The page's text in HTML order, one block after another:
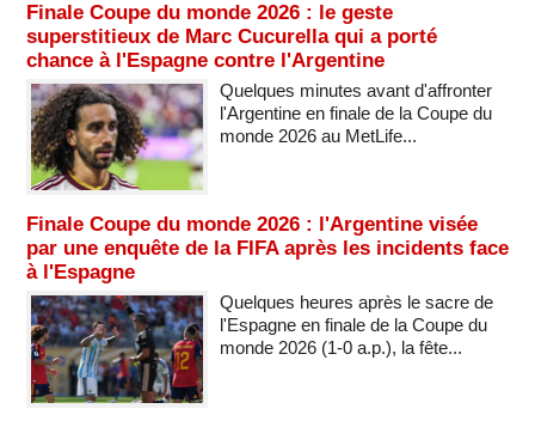
Finale Coupe du monde 2026 : le geste
superstitieux de Marc Cucurella qui a porté
chance à l'Espagne contre l'Argentine
Quelques minutes avant d'affronter
l'Argentine en finale de la Coupe du
monde 2026 au MetLife...
Finale Coupe du monde 2026 : l'Argentine visée
par une enquête de la FIFA après les incidents face
à l'Espagne
Quelques heures après le sacre de
l'Espagne en finale de la Coupe du
monde 2026 (1-0 a.p.), la fête...